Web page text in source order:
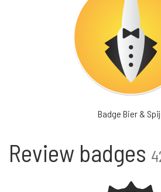
Badge Bier &
Review badges